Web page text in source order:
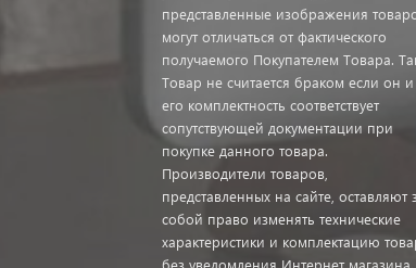
представленные изображения
могут отличаться от фактического
получаемого Покупателем Товара.
Товар не считается браком если он и
его комплектность соответствует
сопутствующей документации при
покупке данного товара.
Производители товаров,
представленных на сайте, оставляют
собой право изменять технические
характеристики и комплектацию
без уведомления Интернет магазина.